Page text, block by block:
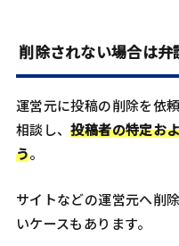
削除されない場合は弁
運営元に投稿の削除を依
相談し、投稿者の特定お
う。
サイトなどの運営元へ削
いケースもあります。